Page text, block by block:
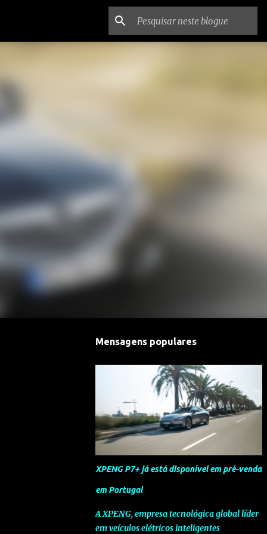
Mensagens populares
XPENG P7+ já está disponível em pré-venda
em Portugal
A XPENG, empresa tecnológica global líder
em veículos elétricos inteligentes